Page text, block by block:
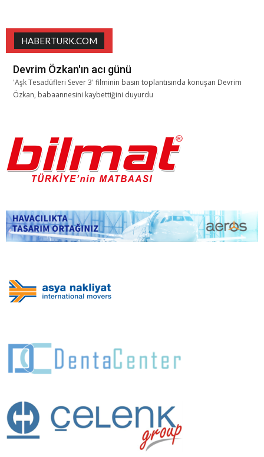
HABERTURK.COM
Devrim Özkan'ın acı günü
'Aşk Tesadüfleri Sever 3' filminin basın toplantısında konuşan Devrim
Özkan, babaannesini kaybettiğini duyurdu